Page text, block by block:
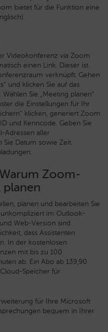
bietet für die Funktion eine
Videokonferenz via Zoom
einen Link. Dieser ist
verknüpft. Gehen
und klicken Sie auf das
Sie „Meeting planen“
die Einstellungen für Ihr
klicken, generiert Zoom
und Kenncode. Geben Sie
Adressen aller
Datum sowie Zeit.
Zoom-
planen und bearbeiten Sie
im Outlook-
Web-Version sind
dass Assistenten
In der kostenlosen
mit bis zu 100
ab. Ein Abo ab 139,90
Speicher für
für Ihre Microsoft
bequem in Ihrer